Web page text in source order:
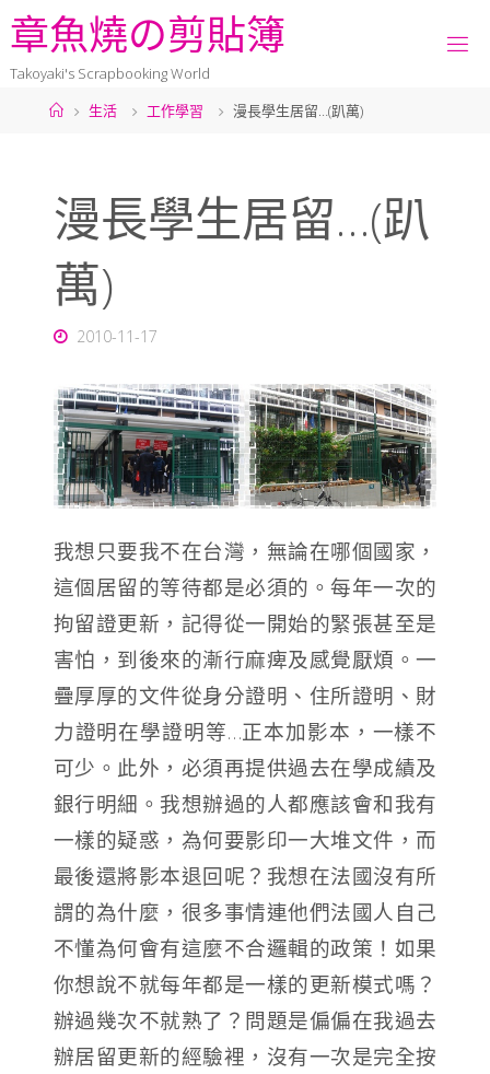
章魚燒の剪貼簿
Takoyaki's Scrapbooking World
生活
工作學習 漫長學生居留…(趴萬)
漫長學生居留…(趴
萬)
2010-11-17
我想只要我不在台灣，無論在哪個國家，
這個居留的等待都是必須的。每年一次的
拘留證更新，記得從一開始的緊張甚至是
害怕，到後來的漸行麻痺及感覺厭煩。一
疊厚厚的文件從身分證明、住所證明、財
力證明在學證明等…正本加影本，一樣不
可少。 此外，必須再提供過去在學成績及
銀行明細。 我想辦過的人都應該會和我有
一樣的疑惑，為何要影印一大堆文件，而
最後還將影本退回呢？ 我想在法國沒有所
謂的為什麼，很多事情連他們法國人自己
不懂為何會有這麼不合邏輯的政策！ 如果
你想說不就每年都是一樣的更新模式嗎？
辦過幾次不就熟了？ 問題是偏偏在我過去
辦居留更新的經驗裡，沒有一次是完全按